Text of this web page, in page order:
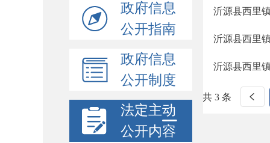
政府信息
公开指南
政府信息
公开制度
法定主动
公开内容
沂源县西里
沂源县西里
沂源县西里
共 3 条